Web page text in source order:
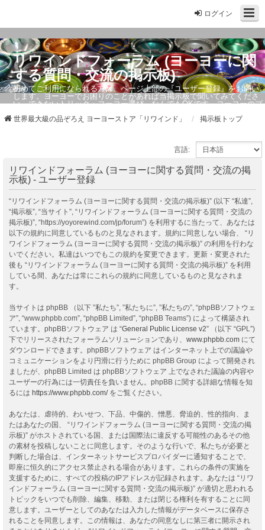
ログイン
リワインドフォーラム (ヨーヨーに関
する質問・交流の掲示板)
初めてご利用になられる方は、ページ上部の『ユーザー登録』をお願い
します。ヨーヨーでお困りのことがあれば当掲示板で聞いてみてくださ
い。できないトリック・ヨーヨー選び、なんでもOKです。ヨーヨーのプ
世界最大級の品ぞろえ ヨーヨーストア「リワインド」 掲示板トップ
言語:
リワインドフォーラム (ヨーヨーに関する質問・交流の掲
示板) - ユーザー登録
“リワインドフォーラム (ヨーヨーに関する質問・交流の掲示板)” (以下 “私達”,
“掲示板”, “当サイト”, “リワインドフォーラム (ヨーヨーに関する質問・交流の
掲示板)”, “https://yoyorewind.com/jp/forum”) を利用するに当たって、あなたは
以下の規約に同意しているものと見なされます。規約に同意しない場合、 “リ
ワインドフォーラム (ヨーヨーに関する質問・交流の掲示板)” の利用を行わな
いでください。私達はいつでもこの規約を変更できます。更新・変更された
後も “リワインドフォーラム (ヨーヨーに関する質問・交流の掲示板)” を利用
している間、あなたは常にこれらの規約に同意しているものと見なされま
す。
当サイトは phpBB （以下 ”私たち”, ”私たちに”, ”私たちの”, “phpBBソフトウェ
ア”, “www.phpbb.com”, “phpBB Limited”, “phpBB Teams”) によって構築され
ています。phpBBソフトウェア は “General Public License v2” （以下 “GPL”)
下でリリースされたフォーラムソリューションであり、 www.phpbb.com にて
ダウンロードできます。phpBBソフトウェア はインターネット上での議論や
コミュニケーションをより円滑に行うために phpBB Group によって開発され
ましたが、phpBB Limited は phpBBソフトウェア 上でなされた議論の内容や
ユーザーの行為には一切責任を負いません。phpBB に関する詳細な情報を知
るには https://www.phpbb.com/をご覧ください。
あなたは、虐待的、わいせつ、下品、中傷的、憎悪、脅迫的、性的指向、ま
たはあなたの国、 “リワインドフォーラム (ヨーヨーに関する質問・交流の掲
示板)” がホストされている国、または国際法に違反する可能性のあるその他
の素材を投稿しないことに同意します。そのような行いで、私たちが必要と
判断した場合は、インターネットサービスプロバイダーに通知することで、
即座に恒久的にアクセス禁止される場合があります。これらの条件の実施を
支援するために、すべての投稿のIPアドレスが記録されます。あなたは “リワ
インドフォーラム (ヨーヨーに関する質問・交流の掲示板)” が適切と思われる
トピックをいつでも削除、編集、移動、または閉じる権利を有することに同
意します。ユーザーとしてのあなたは入力した情報がデータベースに保存さ
れることを同意します。この情報は、あなたの同意なしに第三者に開示され